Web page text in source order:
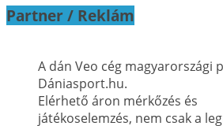
Partner / Reklám
A dán Veo cég magyarországi
Dániasport.hu.
Elérhető áron mérkőzés és
játékoselemzés, nem csak a